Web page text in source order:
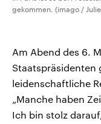
gekommen. (imago /
Am Abend des 6.
Staatspräsidenten
leidenschaftliche
„Manche haben
Ich bin stolz